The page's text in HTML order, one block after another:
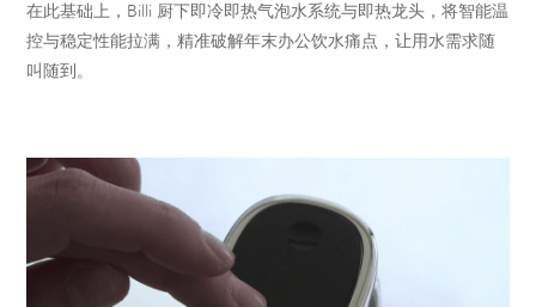
在此基础上，Billi 厨下即冷即热气泡水系统与即热龙头，将智能温
控与稳定性能拉满，精准破解年末办公饮水痛点，让用水需求随
叫随到。